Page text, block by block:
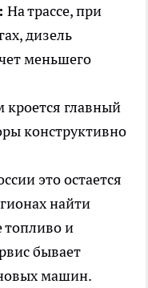
На трассе, при
дизель
меньшего
кроется главный
конструктивно
это остается
найти
топливо и
бывает
машин.